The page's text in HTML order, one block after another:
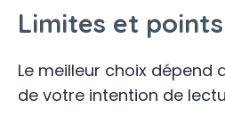
Limites et
Le meilleur choix dépend
de votre intention de